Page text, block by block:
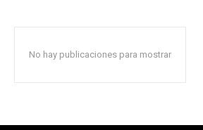
No hay publicaciones para mostrar